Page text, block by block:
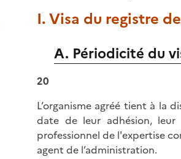
I. Visa du registre
A. Périodicité du
20
L’organisme agréé tient à la
date de leur adhésion, leur
professionnel de l'expertise
agent de l’administration.